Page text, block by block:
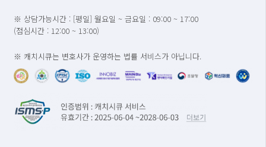
※ 상담가능시간 : [평일] 월요일 ~ 금요일 : 09:00 ~ 17:00
(점심시간 : 12:00 ~ 13:00)
※ 캐치시큐는 변호사가 운영하는 법률 서비스가 아닙니다.